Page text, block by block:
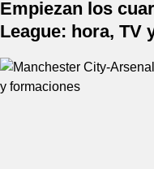
Empiezan los
League: hora, TV